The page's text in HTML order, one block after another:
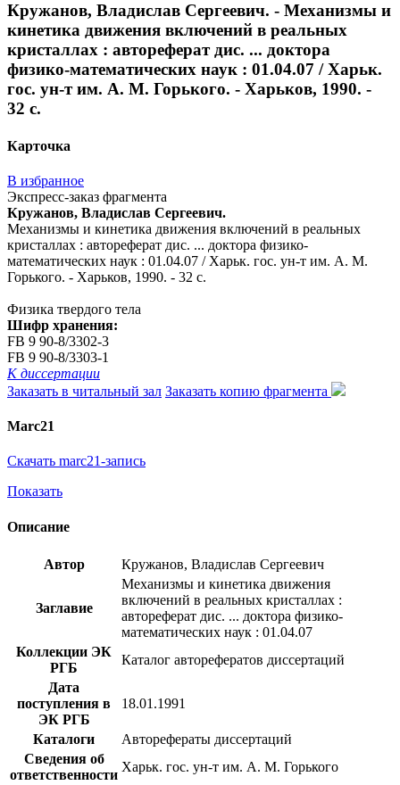
Кружанов, Владислав Сергеевич. - Механизмы и
кинетика движения включений в реальных
кристаллах : автореферат дис. ... доктора
физико-математических наук : 01.04.07 / Харьк.
гос. ун-т им. А. М. Горького. - Харьков, 1990. -
32 с.
Карточка
В избранное
Экспресс-заказ фрагмента
Кружанов, Владислав Сергеевич.
Механизмы и кинетика движения включений в реальных
кристаллах : автореферат дис. ... доктора физико-
математических наук : 01.04.07 / Харьк. гос. ун-т им. А. М.
Горького. - Харьков, 1990. - 32 с.
Физика твердого тела
Шифр хранения:
FB 9 90-8/3302-3
FB 9 90-8/3303-1
К диссертации
Заказать в читальный зал Заказать копию фрагмента
Marc21
Скачать marc21-запись
Показать
Описание
Автор Кружанов, Владислав Сергеевич
Заглавие
Механизмы и кинетика движения
включений в реальных кристаллах :
автореферат дис. ... доктора физико-
математических наук : 01.04.07
Коллекции ЭК
РГБ
Каталог авторефератов диссертаций
Дата
поступления в
ЭК РГБ
18.01.1991
Каталоги
Авторефераты диссертаций
Сведения об
ответственности
Харьк. гос. ун-т им. А. М. Горького